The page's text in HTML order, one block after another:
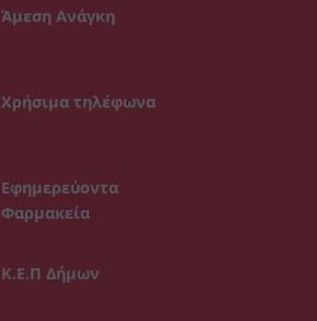
Άμεση Ανάγκη
Χρήσιμα τηλέφωνα
Εφημερεύοντα
Φαρμακεία
Κ.Ε.Π Δήμων